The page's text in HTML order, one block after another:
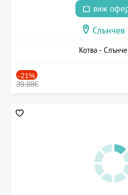
виж
Слънчев
Котва -
-21%
39.88€